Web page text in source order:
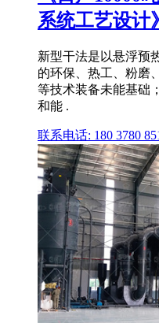
系统工艺设计
新型干法是以悬浮预
的环保、热工、粉磨
等技术装备未能基础
和能 .
联系电话: 180 3780